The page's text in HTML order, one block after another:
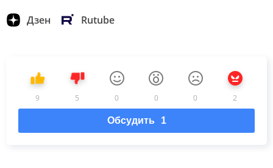
Дзен Rutube
9 5 0 0 0 2
Обсудить 1